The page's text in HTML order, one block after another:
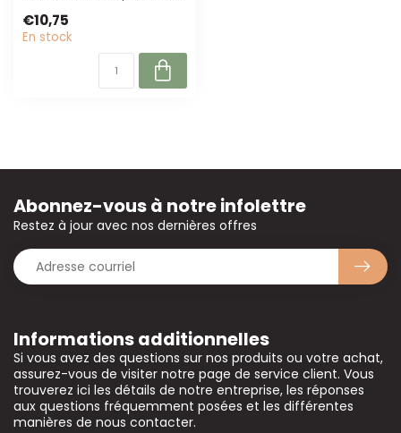
par bouquet...
€10,75
En stock
Informations additionnelles
Si vous avez des questions sur nos produits ou votre achat,
assurez-vous de visiter notre page de service client. Vous
trouverez ici les détails de notre entreprise, les réponses
aux questions fréquemment posées et les différentes
manières de nous contacter.
Abonnez-vous à notre infolettre
Restez à jour avec nos dernières offres